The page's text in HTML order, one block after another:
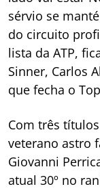
sérvio se
do circuito
lista da ATP,
Sinner, Carlos
que fecha o
Com três
veterano astro
Giovanni
atual 30º no